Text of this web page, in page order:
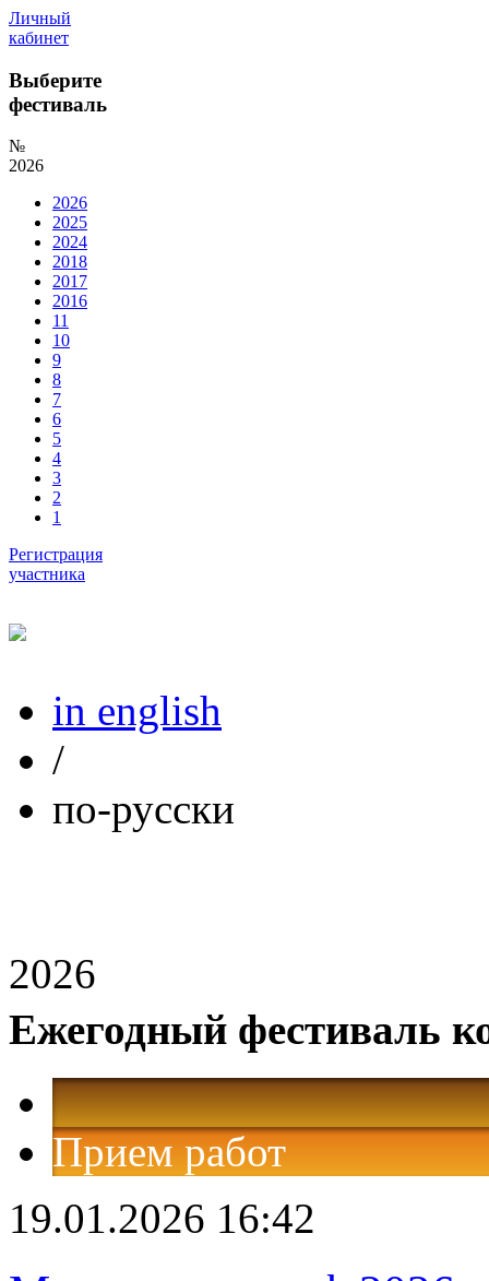
Личный
кабинет
Выберите
фестиваль
№
2026
2026
2025
2024
2018
2017
2016
11
10
9
8
7
6
5
4
3
2
1
Регистрация
участника
in english
/
по-русски
2026
Ежегодный фестиваль
Прием работ
19.01.2026 16:42